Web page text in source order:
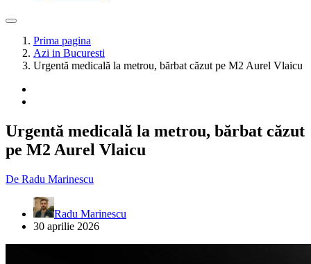
Prima pagina
Azi in Bucuresti
Urgentă medicală la metrou, bărbat căzut pe M2 Aurel Vlaicu
Urgentă medicală la metrou, bărbat căzut
pe M2 Aurel Vlaicu
De Radu Marinescu
Radu Marinescu
30 aprilie 2026